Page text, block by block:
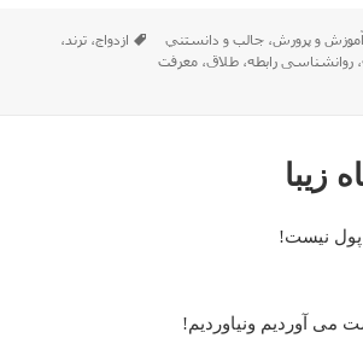
دسته‌ها
آموزش و پرورش،جالب و دانستني برچسب‌ها
ازدواج،ترند،
،روانشناسی رابطه،طلاق،معرفت
هم هست!
زیبا
نیست!
می آوردیم ونیاوردیم!